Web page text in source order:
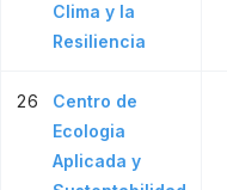
Clima y la
Resiliencia
26
Centro de
Ecologia
Aplicada y